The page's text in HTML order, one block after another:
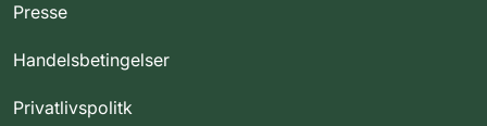
Presse
Handelsbetingelser
Privatlivspolitk